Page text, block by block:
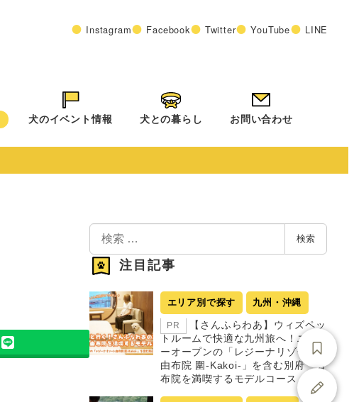
Instagram Facebook Twitter YouTube LINE
犬のイベント情報 犬との暮らし お問い合わせ
検
索
検索
注目記事
エリア別で探す 九州・沖縄
PR
【さんふらわあ】ウィズペッ
トルームで快適な九州旅へ！ニュ
ーオープンの「レジーナリゾート
由布院 圍-Kakoi-」を含む別府・由
布院を満喫するモデルコース